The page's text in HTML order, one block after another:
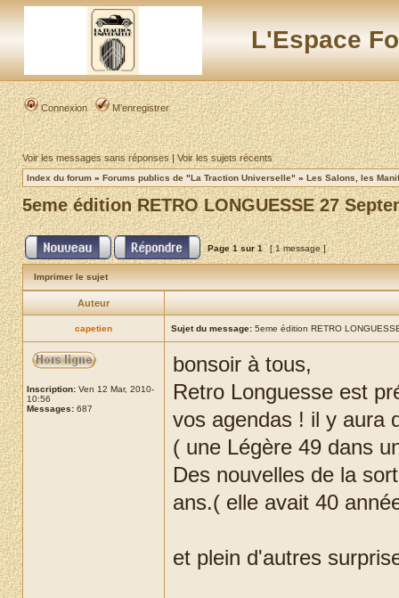
L'Espace
Connexion M’enregistrer
Voir les messages sans réponses|Voir les sujets récents
Index du forum » Forums publics de "La Traction Universelle" » Les Salons, les
5eme édition RETRO LONGUESSE 27
Page1sur1 [ 1 message ]
Imprimer le sujet
Auteur
capetien Sujet du message: 5eme édition RETRO
Inscription: Ven 12 Mar, 2010-
10:56
Messages: 687
bonsoir à tous,
Retro Longuesse est
vos agendas ! il y aura
( une Légère 49 dans
Des nouvelles de la
ans.( elle avait 40
et plein d'autres